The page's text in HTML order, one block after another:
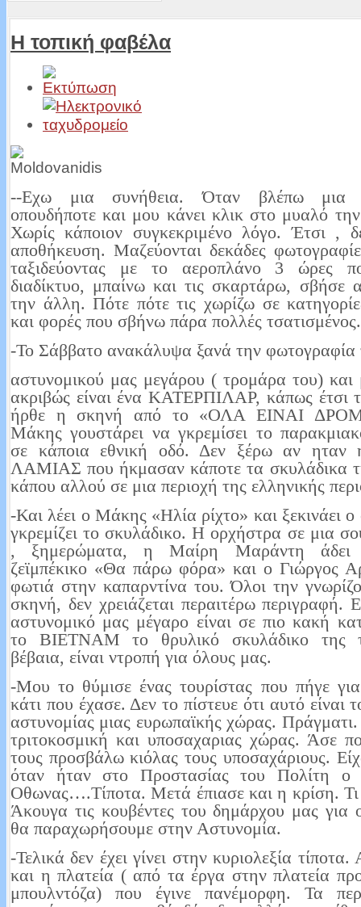
Η τοπική φαβέλα
--Εχω μια συνήθεια. Όταν βλέπω μια
οπουδήποτε και μου κάνει κλικ στο μυαλό
Χωρίς κάποιον συγκεκριμένο λόγο. Έτσι ,
αποθήκευση. Μαζεύονται δεκάδες
ταξιδεύοντας με το αεροπλάνο 3 ώρες
διαδίκτυο, μπαίνω και τις σκαρτάρω, σβήσε
την άλλη. Πότε πότε τις χωρίζω σε
και φορές που σβήνω πάρα πολλές τσατισμένος.
-Το Σάββατο ανακάλυψα ξανά την φωτογραφία
αστυνομικού μας μεγάρου ( τρομάρα του) και
ακριβώς είναι ένα ΚΑΤΕΡΠΙΛΑΡ, κάπως έτσι
ήρθε η σκηνή από το «ΟΛΑ ΕΙΝΑΙ
Μάκης γουστάρει να γκρεμίσει το
σε κάποια εθνική οδό. Δεν ξέρω αν
ΛΑΜΙΑΣ που ήκμασαν κάποτε τα σκυλάδικα
κάπου αλλού σε μια περιοχή της ελληνικής
-Και λέει ο Μάκης «Ηλία ρίχτο» και ξεκινάει
γκρεμίζει το σκυλάδικο. Η ορχήστρα σε μια
, ξημερώματα, η Μαίρη Μαράντη άδει
ζεϊμπέκικο «Θα πάρω φόρα» και ο Γιώργος
φωτιά στην καπαρντίνα του. Όλοι την
σκηνή, δεν χρειάζεται περαιτέρω περιγραφή.
αστυνομικό μας μέγαρο είναι σε πιο κακή
το ΒΙΕΤΝΑΜ το θρυλικό σκυλάδικο της
βέβαια, είναι ντροπή για όλους μας.
-Μου το θύμισε ένας τουρίστας που πήγε
κάτι που έχασε. Δεν το πίστευε ότι αυτό είναι
αστυνομίας μιας ευρωπαϊκής χώρας. Πράγματι.
τριτοκοσμική και υποσαχαριας χώρας. Άσε
τους προσβάλω κιόλας τους υποσαχάριους.
όταν ήταν στο Προστασίας του Πολίτη
Οθωνας….Τίποτα. Μετά έπιασε και η κρίση. Τι
Άκουγα τις κουβέντες του δημάρχου μας για
θα παραχωρήσουμε στην Αστυνομία.
-Τελικά δεν έχει γίνει στην κυριολεξία
και η πλατεία ( από τα έργα στην πλατεία
μπουλντόζα) που έγινε πανέμορφη. Τα